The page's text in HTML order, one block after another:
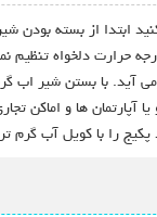
ابتدا از بسته
حرارت دلخواه تنظیم
آید. با بستن شیر اب
آپارتمان ها و
را با کویل آب